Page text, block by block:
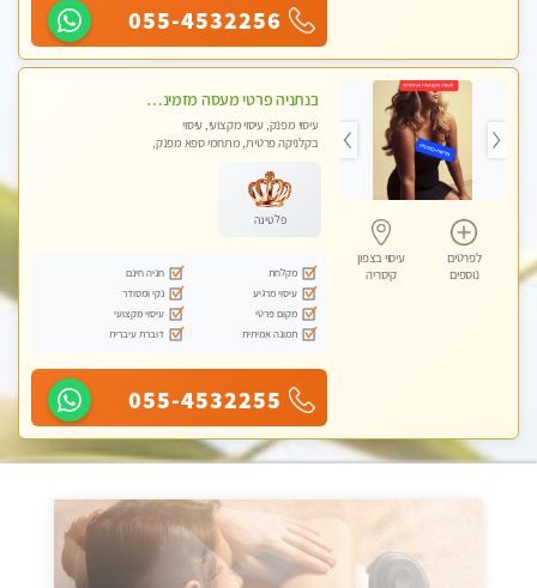
055-4532256
לפרטים
נוספים
עיסוי בצפון
קיסריה
בנתניה פרטי מעסה מזמינה אותך למפגש אחד על אחד בלי שותפות! פינוק מרגיע vip
עיסוי מפנק, עיסוי מקצועי, עיסוי
בקלניקה פרטית, מתחמי ספא מפנק,
פלטינה
מקלחת
חניה חינם
עיסוי מרגיע
נקי ומסודר
מקום פרטי
עיסוי מקצועי
תמונה אמיתית
דוברת עיברית
055-4532255